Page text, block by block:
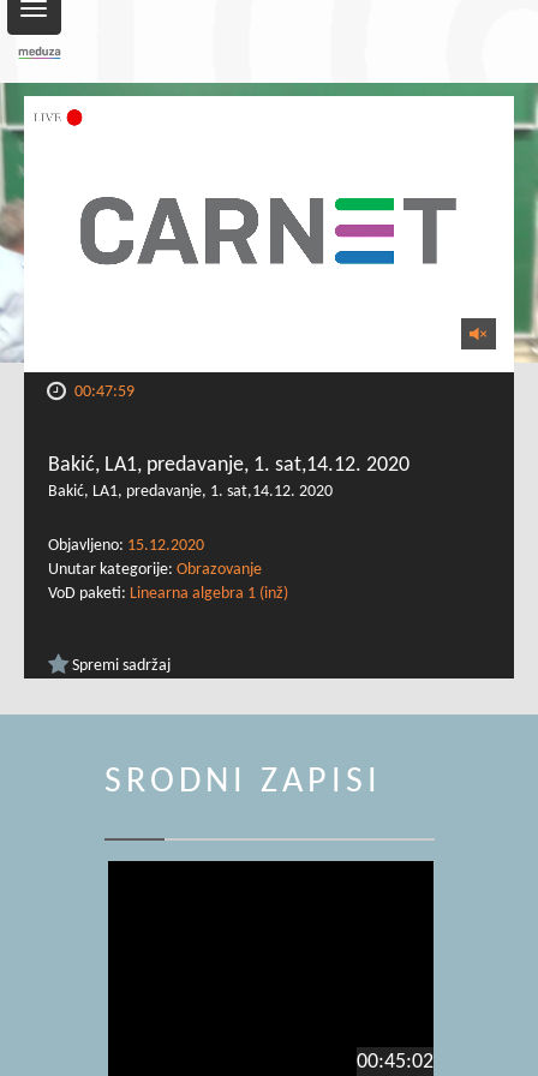
Toggle
navigation
00:47:59
Bakić, LA1, predavanje, 1. sat,14.12. 2020
Bakić, LA1, predavanje, 1. sat,14.12. 2020
Objavljeno: 15.12.2020
Unutar kategorije: Obrazovanje
VoD paketi: Linearna algebra 1 (inž)
Spremi sadržaj
SRODNI ZAPISI
00:45:02